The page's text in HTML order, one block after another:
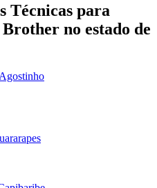
Técnicas para
no estado de